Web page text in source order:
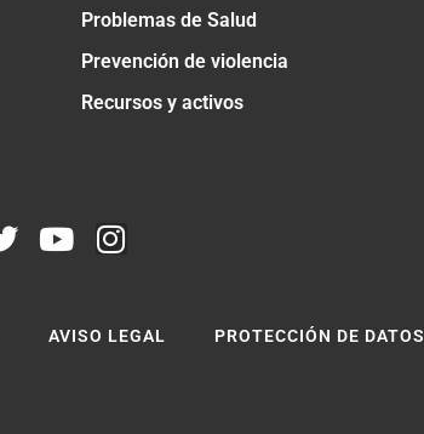
Problemas de Salud
Prevención de violencia
Recursos y activos
AVISO LEGAL PROTECCIÓN DE DATOS